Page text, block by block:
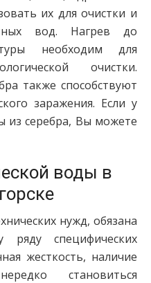
их для очистки и
вод. Нагрев до
необходим для
очистки.
также способствуют
заражения. Если у
из серебра, Вы можете
воды в
нужд, обязана
ряду специфических
жесткость, наличие
становиться